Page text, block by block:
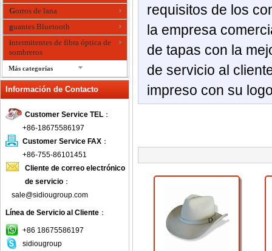
Gorros de lana
guantes Bluetooth
intermitentes de fibra óptica de
sombreros
Más categorías
LED Caps
Los niños Caps
Mode bandana
música gorras
Organza de sombreros
Parasol tapas
Pesca Hat
Pico de tapa
Plana gorra de sol
Rafia Hat
Sinamay sombreros
Información de Contacto
Customer Service TEL ：
+86-18675586197
Customer Service FAX ：
+86-755-86101451
Cliente de correo electrónico
de servicio ：
sale@sidiougroup.com
Línea de Servicio al Cliente ：
+86 18675586197
sidiougroup
requisitos de los
la empresa
de tapas con la
de servicio al
impreso con su